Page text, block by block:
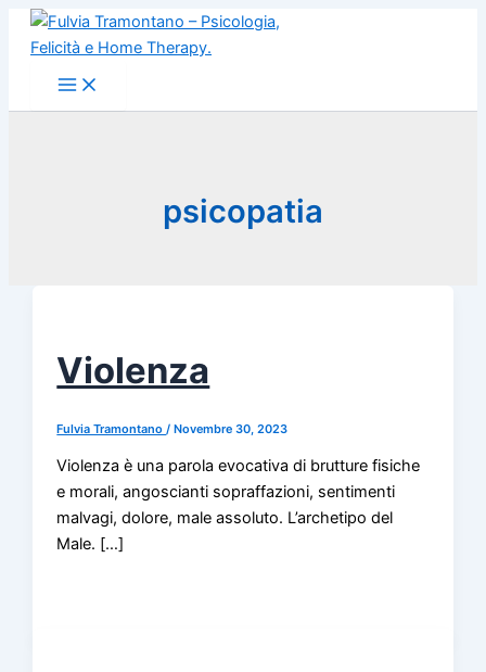
psicopatia
Violenza
Fulvia Tramontano/Novembre 30, 2023
Violenza è una parola evocativa di brutture fisiche
e morali, angoscianti sopraffazioni, sentimenti
malvagi, dolore, male assoluto. L’archetipo del
Male. […]